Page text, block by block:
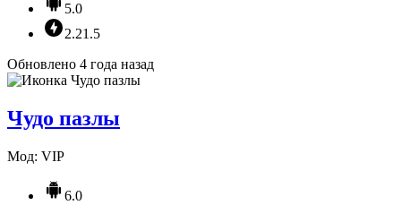
5.0
2.21.5
Обновлено 4 года назад
Чудо пазлы
Мод: VIP
6.0